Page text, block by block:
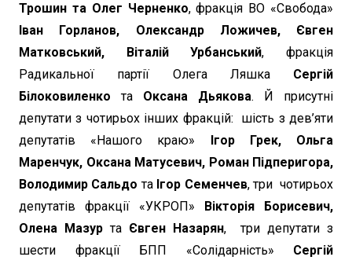
Трошин та Олег Черненко, фракція ВО «Свобода»
Іван Горланов, Олександр Ложичев, Євген
Матковський, Віталій Урбанський, фракція
Радикальної партії Олега ЛяшкаСергій
Білоковиленкота Оксана Дьякова. Й присутні
депутати з чотирьох інших фракцій: шість з дев’яти
депутатів «Нашого краю»
Ігор Грек, Ольга
Маренчук, Оксана Матусевич, Роман Підперигора,
Володимир СальдотаІгор Семенчев, три чотирьох
депутатів фракції «УКРОП»
Вікторія Борисевич,
Олена Мазурта Євген Назарян, три депутати з
шести фракції БПП «Солідарність» Сергій